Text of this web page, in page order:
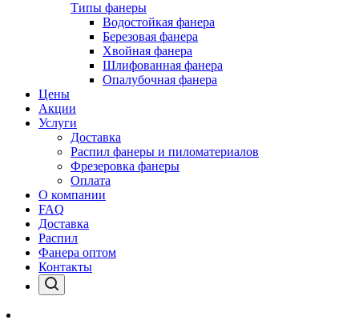
Типы фанеры
Водостойкая фанера
Березовая фанера
Хвойная фанера
Шлифованная фанера
Опалубочная фанера
Цены
Акции
Услуги
Доставка
Распил фанеры и пиломатериалов
Фрезеровка фанеры
Оплата
О компании
FAQ
Доставка
Распил
Фанера оптом
Контакты